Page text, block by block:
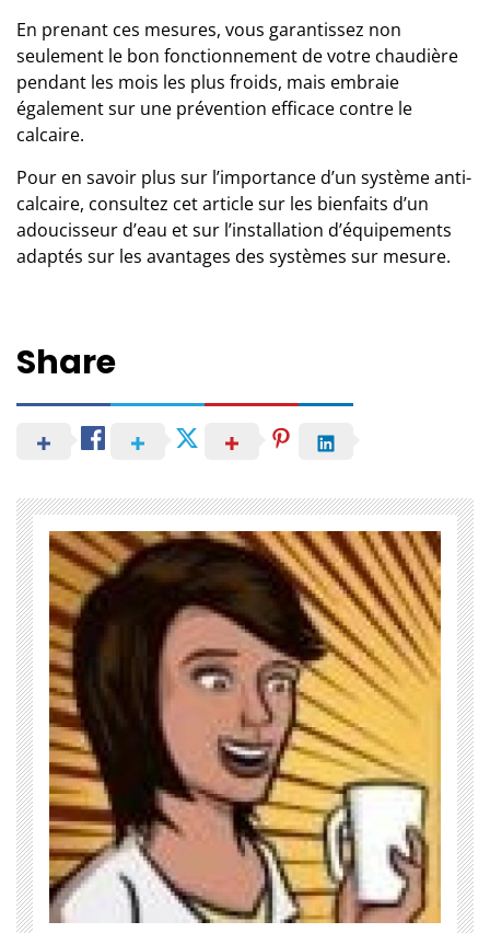
En prenant ces mesures, vous garantissez non
seulement le bon fonctionnement de votre chaudière
pendant les mois les plus froids, mais embraie
également sur une prévention efficace contre le
calcaire.
Pour en savoir plus sur l’importance d’un système anti-
calcaire, consultez cet article sur les bienfaits d’un
adoucisseur d’eau et sur l’installation d’équipements
adaptés sur les avantages des systèmes sur mesure.
Share